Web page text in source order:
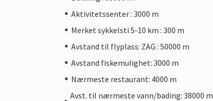
Aktivitetssenter : 3000 m
Merket sykkelsti 5-10 km : 300 m
Avstand til flyplass: ZAG : 50000 m
Avstand fiskemulighet: 3000 m
Nærmeste restaurant: 4000 m
Avst. til nærmeste vann/bading: 38000 m